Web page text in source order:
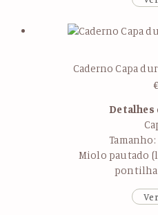
Caderno Capa
€
Detalhes
Tamanho:
Miolo pautado